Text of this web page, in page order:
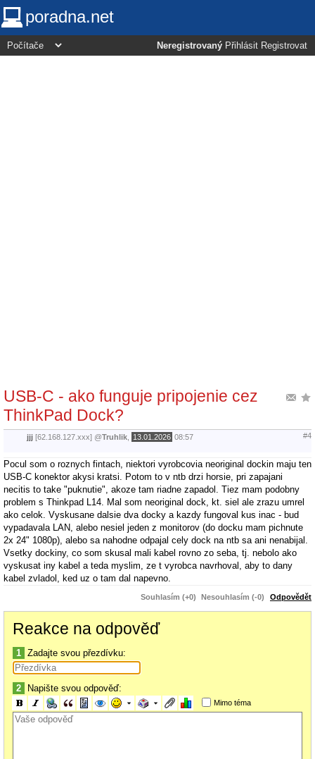
poradna.net
Neregistrovaný Přihlásit Registrovat
USB-C - ako funguje pripojenie cez
ThinkPad Dock?
jjj [62.168.127.xxx] @Truhlik 13.01.2026 08:57 #4
Pocul som o roznych fintach, niektori vyrobcovia neoriginal dockin maju ten
USB-C konektor akysi kratsi. Potom to v ntb drzi horsie, pri zapajani
necitis to take "puknutie", akoze tam riadne zapadol. Tiez mam podobny
problem s Thinkpad L14. Mal som neoriginal dock, kt. siel ale zrazu umrel
ako celok. Vyskusane dalsie dva docky a kazdy fungoval kus inac - bud
vypadavala LAN, alebo nesiel jeden z monitorov (do docku mam pichnute
2x 24" 1080p), alebo sa nahodne odpajal cely dock na ntb sa ani nenabijal.
Vsetky dockiny, co som skusal mali kabel rovno zo seba, tj. nebolo ako
vyskusat iny kabel a teda myslim, ze t vyrobca navrhoval, aby to dany
kabel zvladol, ked uz o tam dal napevno.
Souhlasím (+0) Nesouhlasím (-0) Odpovědět
Reakce na odpověď
1 Zadajte svou přezdívku:
2 Napište svou odpověď:
Mimo téma